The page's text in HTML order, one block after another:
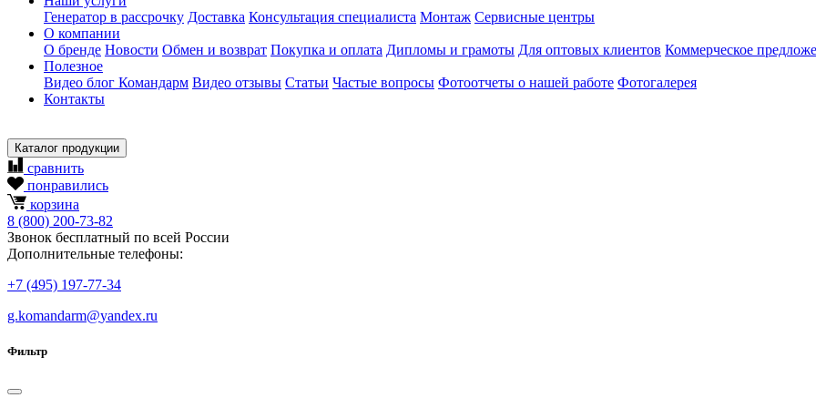
Генератор в рассрочку Доставка Консультация специалиста Монтаж Сервисные центры
О компании
О бренде Новости Обмен и возврат Покупка и оплата Дипломы и грамоты Для оптовых клиентов Коммерческое
Полезное
Видео блог Командарм Видео отзывы Статьи Частые вопросы Фотоотчеты о нашей работе Фотогалерея
Контакты
Каталог продукции
сравнить
понравились
корзина
8 (800) 200-73-82
Звонок бесплатный по всей России
Дополнительные телефоны:
+7 (495) 197-77-34
g.komandarm@yandex.ru
Фильтр